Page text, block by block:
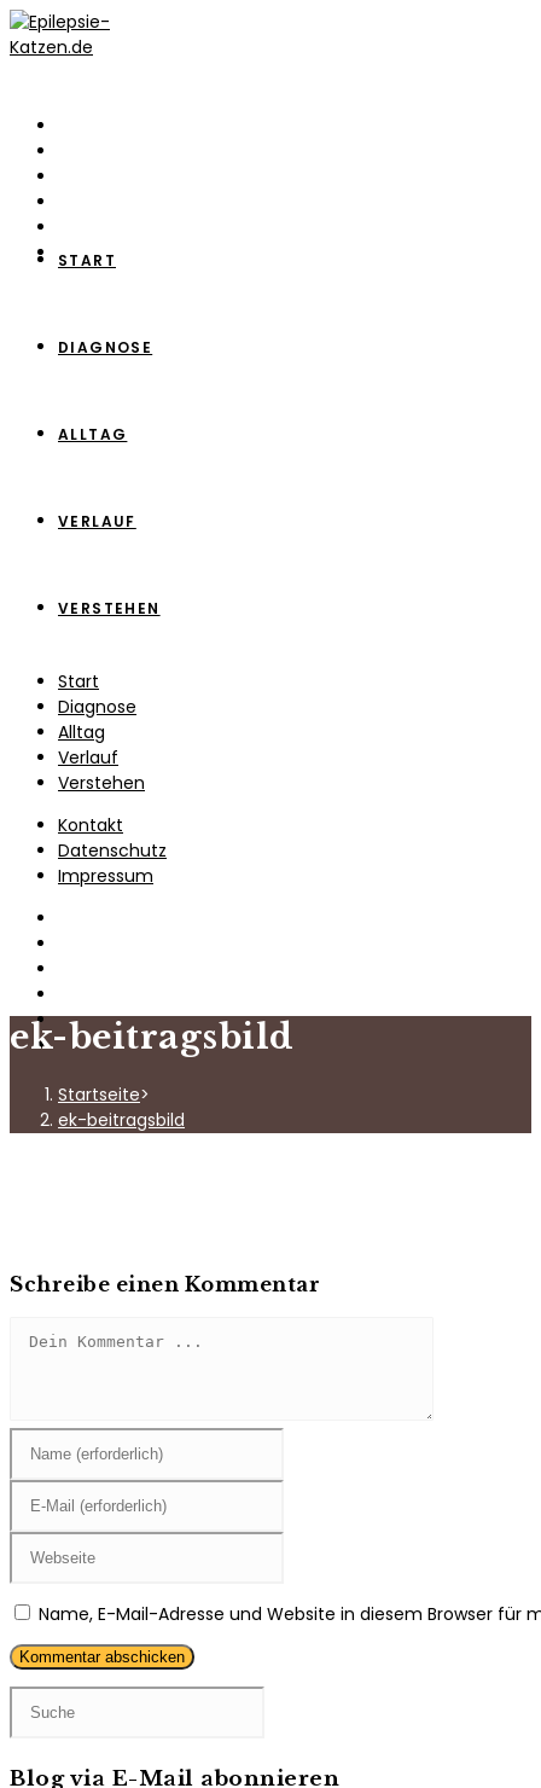
Zum
Inhalt
START
DIAGNOSE
ALLTAG
VERLAUF
VERSTEHEN
Start
Diagnose
Alltag
Verlauf
Verstehen
Kontakt
Datenschutz
Impressum
ek-beitragsbild
Startseite>
ek-beitragsbild
Schreibe einen Kommentar
Kommentieren
deinen
Namen
oder
Benutzernamen
zum
Kommentieren
ein
deine
E-
Mail-
zum
Kommentieren
ein
deine
URL
ein
(optional)
Name, E-Mail-Adresse und Website in diesem Browser
Blog via E-Mail abonnieren